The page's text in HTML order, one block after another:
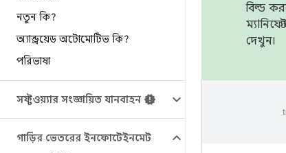
নতুন কি?
অ্যান্ড্রয়েড অটোমোটিভ কি?
পরিভাষা
সফ্টওয়্যার সংজ্ঞায়িত যানবাহন
গাড়ির ভেতরের ইনফোটেইনমেন্ট
বিল্ড
দেখুন।